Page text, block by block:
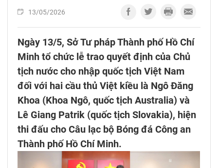
13/05/2026
Ngày 13/5, Sở Tư pháp Thành phố Hồ Chí
Minh tổ chức lễ trao quyết định của Chủ
tịch nước cho nhập quốc tịch Việt Nam
đối với hai cầu thủ Việt kiều là Ngô Đăng
Khoa (Khoa Ngô, quốc tịch Australia) và
Lê Giang Patrik (quốc tịch Slovakia), hiện
thi đấu cho Câu lạc bộ Bóng đá Công an
Thành phố Hồ Chí Minh.